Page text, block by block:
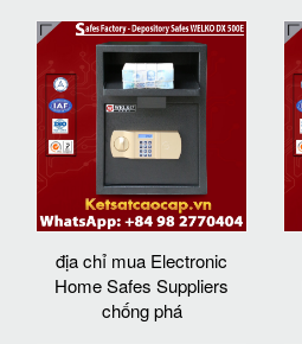
địa chỉ mua Electronic
Home Safes Suppliers
chống phá